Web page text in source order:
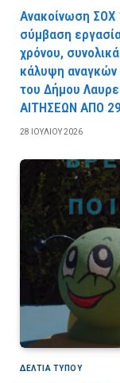
Ανακοίνωση ΣΟΧ
σύμβαση
χρόνου,
κάλυψη
του Δήμου
AITHΣEΩN AΠO
28 ΙΟΥΛΊΟΥ 2026
ΔΕΛΤΙΑ ΤΥΠΟΥ